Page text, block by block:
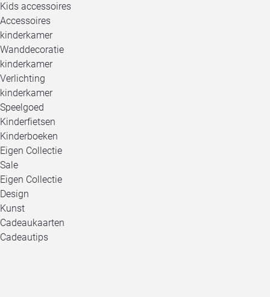
Kids accessoires
Accessoires
kinderkamer
Wanddecoratie
kinderkamer
Verlichting
kinderkamer
Speelgoed
Kinderfietsen
Kinderboeken
Eigen Collectie
Sale
Eigen Collectie
Design
Kunst
Cadeaukaarten
Cadeautips